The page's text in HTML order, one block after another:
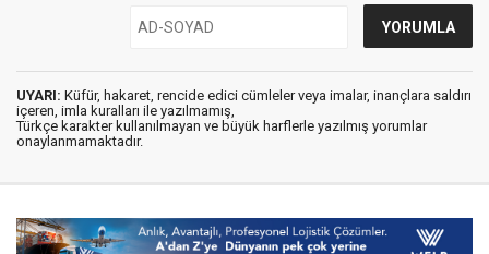
UYARI: Küfür, hakaret, rencide edici cümleler veya imalar, inançlara saldırı
içeren, imla kuralları ile yazılmamış,
Türkçe karakter kullanılmayan ve büyük harflerle yazılmış yorumlar
onaylanmamaktadır.